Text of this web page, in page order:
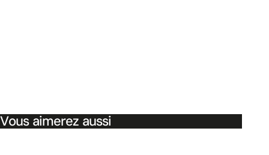
Vous aimerez aussi